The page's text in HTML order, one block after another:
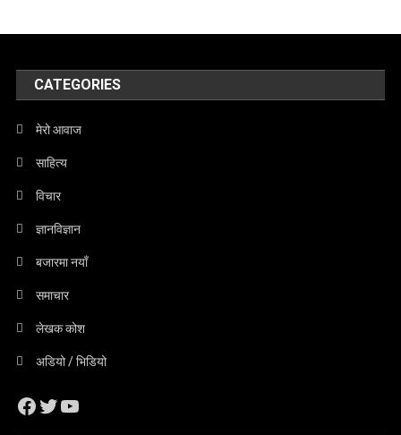
CATEGORIES
मेरो आवाज
साहित्य
विचार
ज्ञानविज्ञान
बजारमा नयाँ
समाचार
लेखक कोश
अडियो / भिडियो
Facebook
Twitter
YouTube